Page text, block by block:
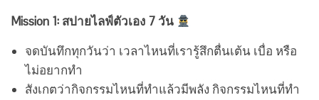
Mission 1: สปายไลฟ์ตัวเอง 7 วัน
จดบันทึกทุกวันว่า เวลาไหนที่เรารู้สึกตื่นเต้น เบื่อ หรือ
ไม่อยากทำ
สังเกตว่ากิจกรรมไหนที่ทำแล้วมีพลัง กิจกรรมไหนที่ทำ